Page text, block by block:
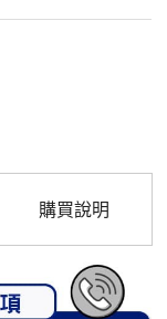
購買說明